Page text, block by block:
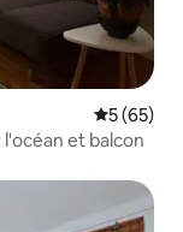
5 (65)
et balcon